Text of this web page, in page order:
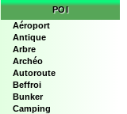
POI
Aéroport
Antique
Arbre
Archéo
Autoroute
Beffroi
Bunker
Camping